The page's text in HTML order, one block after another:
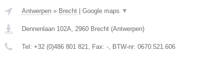
Antwerpen » Brecht Google maps ▼
Dennenlaan 102A 2960 Brecht (Antwerpen)
Tel: +32 (0)486 801 821 , Fax: - , BTW-nr: 0670.521.606